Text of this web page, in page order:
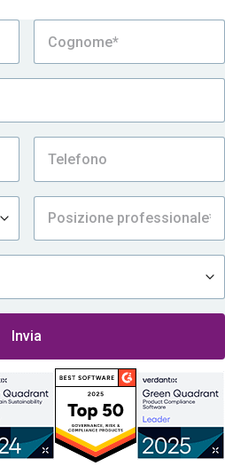
a essere contattato da Assent, compresa la
altri messaggi promozionali via e-mail, in
sulla privacy di Assent.